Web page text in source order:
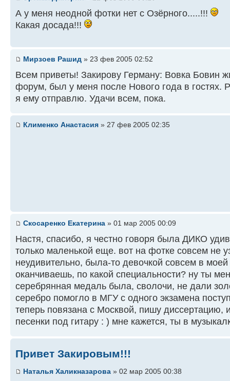
А у меня неодной фотки нет с Озёрного.....!!!
Какая досада!!!
Мирзоев Рашид » 23 фев 2005 02:52
Всем приветы! Закирову Герману: Вовка Бовин
форум, был у меня после Нового года в гостях.
я ему отправлю. Удачи всем, пока.
Клименко Анастасия » 27 фев 2005 02:35
Скосаренко Екатерина » 01 мар 2005 00:09
Настя, спасибо, я честно говоря была ДИКО
только маленькой еще. вот на фотке совсем не
неудивительно, была-то девочкой совсем в
оканчиваешь, по какой специальности? ну ты
серебрянная медаль была, сволочи, не дали
серебро помогло в МГУ с одного экзамена
теперь повязана с Москвой, пишу диссертацию,
песенки под гитару : ) мне кажется, ты в
Привет Закировым!!!
Наталья Халикназарова » 02 мар 2005 00:38